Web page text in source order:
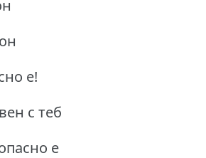
е!
с теб
е